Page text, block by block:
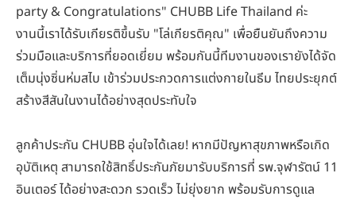
party & Congratulations" CHUBB Life Thailand ค่ะ
งานนี้เราได้รับเกียรติขึ้นรับ "โล่เกียรติคุณ" เพื่อยืนยันถึงความ
ร่วมมือและบริการที่ยอดเยี่ยม พร้อมกันนี้ทีมงานของเรายังได้จัด
เต็มนุ่งซิ่นห่มสไบ เข้าร่วมประกวดการแต่งกายในธีม ไทยประยุกต์
สร้างสีสันในงานได้อย่างสุดประทับใจ
ลูกค้าประกัน CHUBB อุ่นใจได้เลย! หากมีปัญหาสุขภาพหรือเกิด
อุบัติเหตุ สามารถใช้สิทธิ์ประกันภัยมารับบริการที่ รพ.จุฬารัตน์ 11
อินเตอร์ ได้อย่างสะดวก รวดเร็ว ไม่ยุ่งยาก พร้อมรับการดูแล